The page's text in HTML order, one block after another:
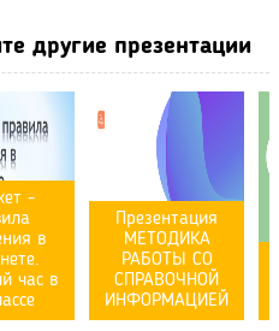
другие презентации
-
в
час в
Презентация
МЕТОДИКА
РАБОТЫ СО
СПРАВОЧНОЙ
ИНФОРМАЦИЕЙ